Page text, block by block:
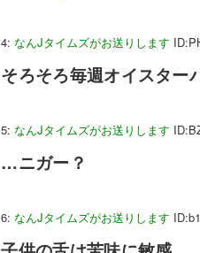
4:なんJタイムズがお送りします
そろそろ毎週オイスター
5:なんJタイムズがお送りします
…ニガー？
6:なんJタイムズがお送りします